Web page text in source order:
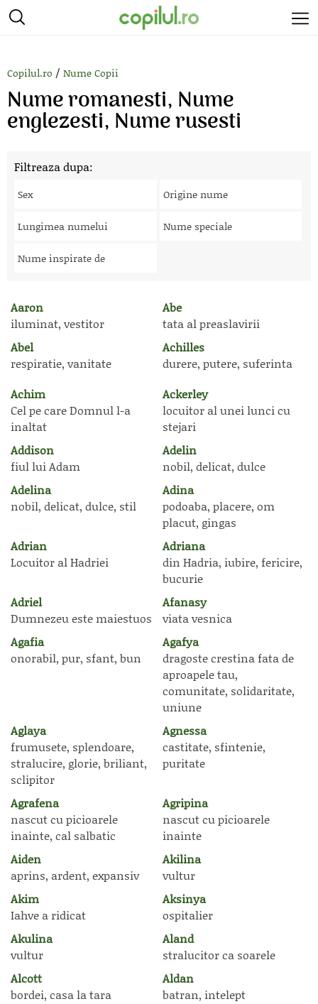
Copilul.ro / Nume Copii
Nume romanesti, Nume
englezesti, Nume rusesti
Filtreaza dupa:
Sex Origine nume
Lungimea numelui Nume speciale
Nume inspirate de
Aaron
iluminat, vestitor
Abe
tata al preaslavirii
Abel
respiratie, vanitate
Achilles
durere, putere, suferinta
Achim
Cel pe care Domnul l-a
inaltat
Ackerley
locuitor al unei lunci cu
stejari
Addison
fiul lui Adam
Adelin
nobil, delicat, dulce
Adelina
nobil, delicat, dulce, stil
Adina
podoaba, placere, om
placut, gingas
Adrian
Locuitor al Hadriei
Adriana
din Hadria, iubire, fericire,
bucurie
Adriel
Dumnezeu este maiestuos
Afanasy
viata vesnica
Agafia
onorabil, pur, sfant, bun
Agafya
dragoste crestina fata de
aproapele tau,
comunitate, solidaritate,
uniune
Aglaya
frumusete, splendoare,
stralucire, glorie, briliant,
sclipitor
Agnessa
castitate, sfintenie,
puritate
Agrafena
nascut cu picioarele
inainte, cal salbatic
Agripina
nascut cu picioarele
inainte
Aiden
aprins, ardent, expansiv
Akilina
vultur
Akim
Iahve a ridicat
Aksinya
ospitalier
Akulina
vultur
Aland
stralucitor ca soarele
Alcott
bordei, casa la tara
Aldan
batran, intelept